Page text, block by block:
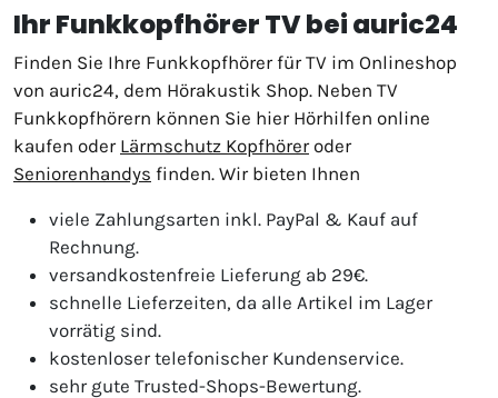
Ihr Funkkopfhörer TV bei auric24
Finden Sie Ihre Funkkopfhörer für TV im Onlineshop
von auric24, dem Hörakustik Shop. Neben TV
Funkkopfhörern können Sie hier Hörhilfen online
kaufen oder Lärmschutz Kopfhöreroder
Seniorenhandys finden. Wir bieten Ihnen
viele Zahlungsarten inkl. PayPal & Kauf auf
Rechnung.
versandkostenfreie Lieferung ab 29€.
schnelle Lieferzeiten, da alle Artikel im Lager
vorrätig sind.
kostenloser telefonischer Kundenservice.
sehr gute Trusted-Shops-Bewertung.